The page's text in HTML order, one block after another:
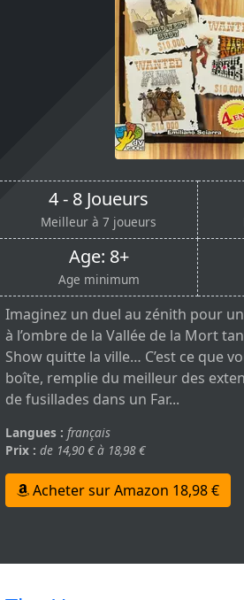
4 - 8 Joueurs
Meilleur à 7 joueurs
Age: 8+
Age minimum
Imaginez un duel au zénith pour
à l’ombre de la Vallée de la Mort
Show quitte la ville… C’est ce que
boîte, remplie du meilleur des
de fusillades dans un Far...
Langues : français
Prix : de 14,90 € à 18,98 €
Acheter sur Amazon 18,98 €